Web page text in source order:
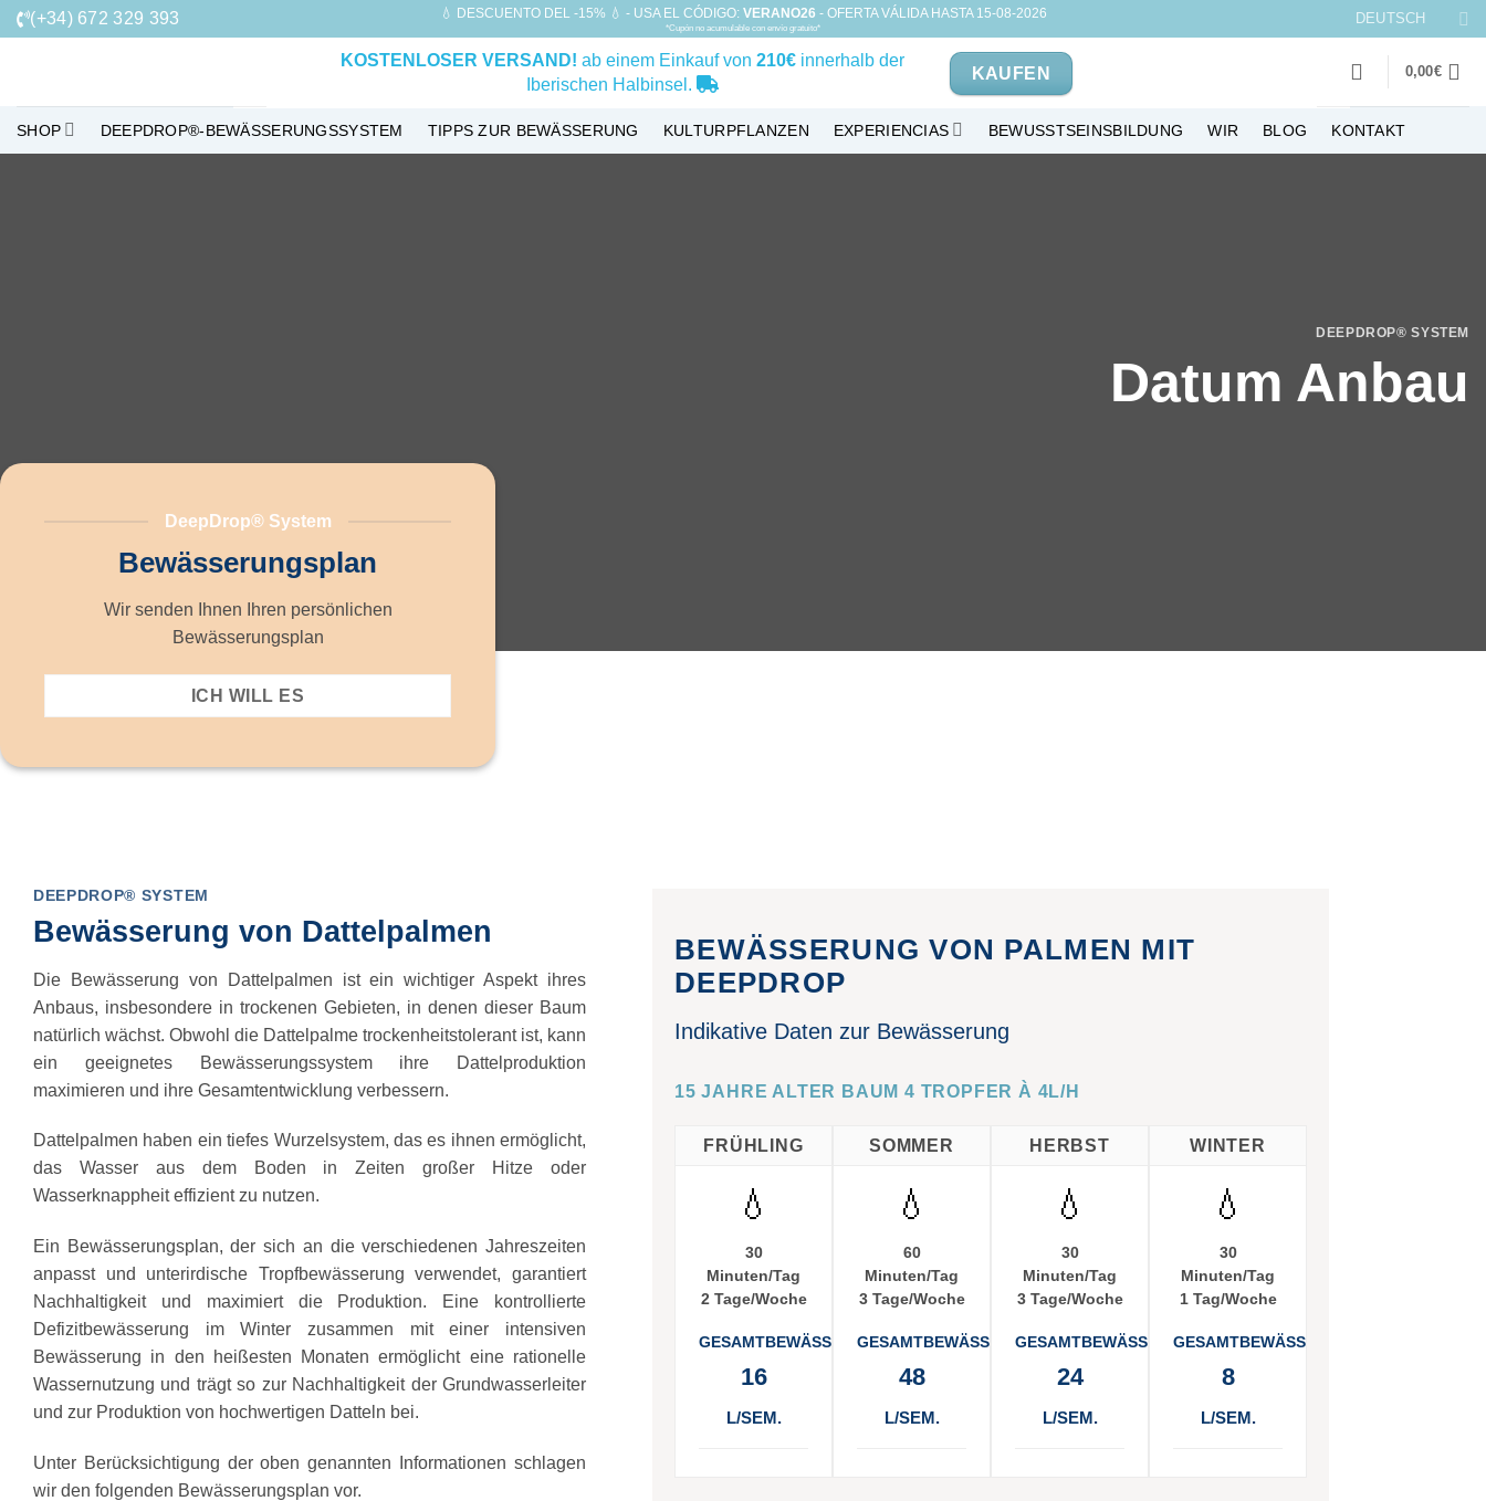
Zum
Inhalt
(+34) 672 329 393 💧 DESCUENTO DEL -15% 💧 - USA EL CÓDIGO: VERANO26 - OFERTA VÁLIDA HASTA 15-08-2026
*Cupón no acumulable con envío gratuito*
DEUTSCH
KOSTENLOSER VERSAND! ab einem Einkauf von 210€innerhalb der
Iberischen Halbinsel.
KAUFEN 0,00€
SHOP DEEPDROP®-BEWÄSSERUNGSSYSTEM TIPPS ZUR BEWÄSSERUNG KULTURPFLANZEN EXPERIENCIAS BEWUSSTSEINSBILDUNG WIR BLOG KONTAKT
DEEPDROP® SYSTEM
Datum Anbau
DeepDrop® System
Bewässerungsplan
Wir senden Ihnen Ihren persönlichen
Bewässerungsplan
ICH WILL ES
DEEPDROP® SYSTEM
Bewässerung von Dattelpalmen
Die Bewässerung von Dattelpalmen ist ein wichtiger Aspekt ihres
Anbaus, insbesondere in trockenen Gebieten, in denen dieser Baum
natürlich wächst. Obwohl die Dattelpalme trockenheitstolerant ist, kann
ein geeignetes Bewässerungssystem ihre Dattelproduktion
maximieren und ihre Gesamtentwicklung verbessern.
Dattelpalmen haben ein tiefes Wurzelsystem, das es ihnen ermöglicht,
das Wasser aus dem Boden in Zeiten großer Hitze oder
Wasserknappheit effizient zu nutzen.
Ein Bewässerungsplan, der sich an die verschiedenen Jahreszeiten
anpasst und unterirdische Tropfbewässerung verwendet, garantiert
Nachhaltigkeit und maximiert die Produktion. Eine kontrollierte
Defizitbewässerung im Winter zusammen mit einer intensiven
Bewässerung in den heißesten Monaten ermöglicht eine rationelle
Wassernutzung und trägt so zur Nachhaltigkeit der Grundwasserleiter
und zur Produktion von hochwertigen Datteln bei.
Unter Berücksichtigung der oben genannten Informationen schlagen
wir den folgenden Bewässerungsplan vor.
BEWÄSSERUNG VON PALMEN MIT
DEEPDROP
Indikative Daten zur Bewässerung
15 JAHRE ALTER BAUM 4 TROPFER À 4L/H
FRÜHLING
💧
30
Minuten/Tag
2 Tage/Woche
GESAMTBEWÄSSERUNG
16
L/SEM.
SOMMER
💧
60
Minuten/Tag
3 Tage/Woche
GESAMTBEWÄSSERUNG
48
L/SEM.
HERBST
💧
30
Minuten/Tag
3 Tage/Woche
GESAMTBEWÄSSERUNG
24
L/SEM.
WINTER
💧
30
Minuten/Tag
1 Tag/Woche
GESAMTBEWÄSSERUNG
8
L/SEM.